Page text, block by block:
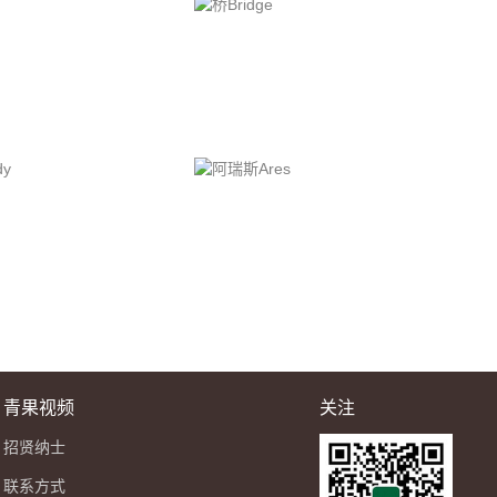
青果视频
招贤纳士
联系方式
关注